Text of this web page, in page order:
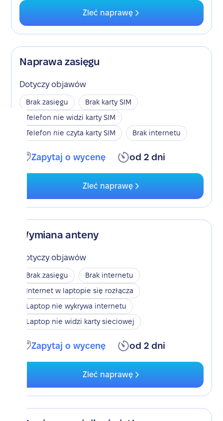
Zleć naprawę
Naprawa zasięgu
Dotyczy objawów
Brak zasięgu
Brak karty SIM
Telefon nie widzi karty SIM
Telefon nie czyta karty SIM
Brak internetu
Zapytaj o wycenę od 2 dni
Zleć naprawę
Wymiana anteny
Dotyczy objawów
Brak zasięgu
Brak internetu
Internet w laptopie się rozłącza
Laptop nie wykrywa internetu
Laptop nie widzi karty sieciowej
Zapytaj o wycenę od 2 dni
Zleć naprawę